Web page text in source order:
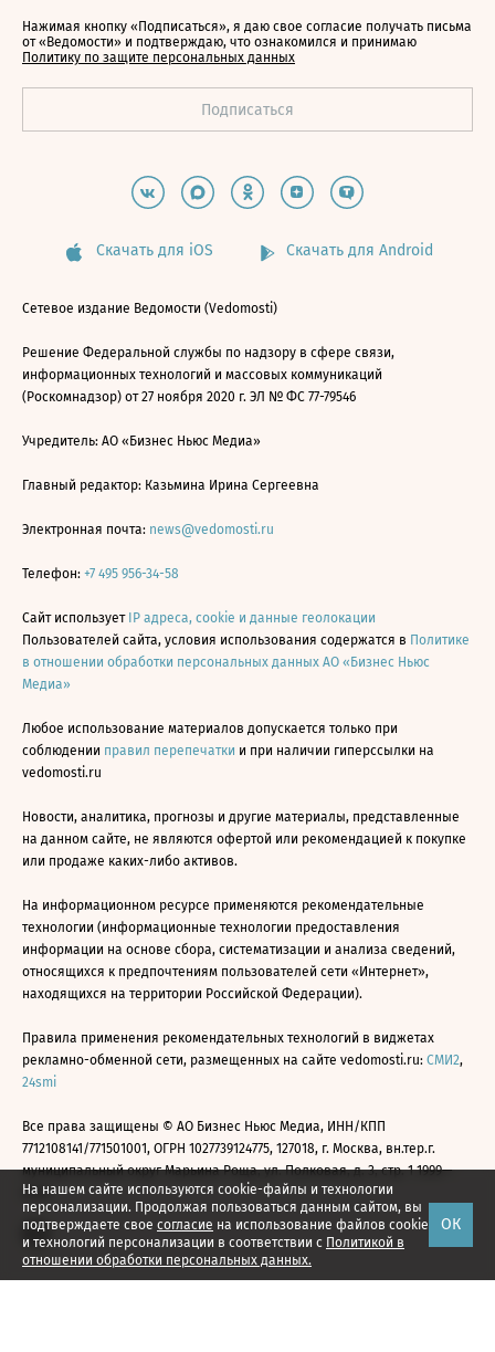
На нашем сайте используются cookie-файлы и технологии
персонализации. Продолжая пользоваться данным сайтом, вы
подтверждаете свое согласие на использование файлов cookie
и технологий персонализации в соответствии с Политикой в
отношении обработки персональных данных.
ОК
Нажимая кнопку «Подписаться», я даю свое согласие получать письма
от «Ведомости» и подтверждаю, что ознакомился и принимаю
Политику по защите персональных данных
Скачать для iOS Скачать для Android
Сетевое издание Ведомости (Vedomosti)
Решение Федеральной службы по надзору в сфере связи,
информационных технологий и массовых коммуникаций
(Роскомнадзор) от 27 ноября 2020 г. ЭЛ № ФС 77-79546
Учредитель: АО «Бизнес Ньюс Медиа»
Главный редактор: Казьмина Ирина Сергеевна
Электронная почта: news@vedomosti.ru
Телефон: +7 495 956-34-58
Сайт использует IP адреса, cookie и данные геолокации
Пользователей сайта, условия использования содержатся в Политике
в отношении обработки персональных данных АО «Бизнес Ньюс
Медиа»
Любое использование материалов допускается только при
соблюдении правил перепечатки и при наличии гиперссылки на
vedomosti.ru
Новости, аналитика, прогнозы и другие материалы, представленные
на данном сайте, не являются офертой или рекомендацией к покупке
или продаже каких-либо активов.
На информационном ресурсе применяются рекомендательные
технологии (информационные технологии предоставления
информации на основе сбора, систематизации и анализа сведений,
относящихся к предпочтениям пользователей сети «Интернет»,
находящихся на территории Российской Федерации).
Правила применения рекомендательных технологий в виджетах
рекламно-обменной сети, размещенных на сайте vedomosti.ru: СМИ2,
24smi
Все права защищены © АО Бизнес Ньюс Медиа, ИНН/КПП
7712108141/771501001, ОГРН 1027739124775, 127018, г. Москва, вн.тер.г.
муниципальный округ Марьина Роща, ул. Полковая, д. 3, стр. 1 1999—
2026